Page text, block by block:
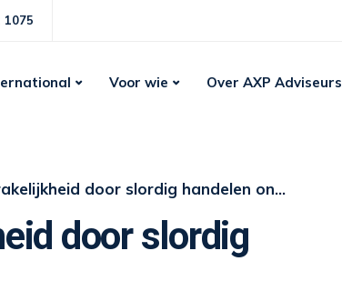
1075
Voor wie Over AXP Adviseurs
door slordig handelen ontvanger
door slordig